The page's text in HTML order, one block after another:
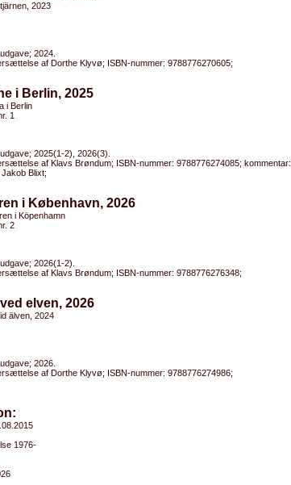
2023
2024.
af Dorthe Klyvø; ISBN-nummer: 9788776270605;
i Berlin, 2025
i Berlin
1
2025(1-2), 2026(3).
af Klavs Brøndum; ISBN-nummer: 9788776274085;
Blixt;
i København, 2026
i Köpenhamn
2
2026(1-2).
af Klavs Brøndum; ISBN-nummer: 9788776276348;
elven, 2026
älven, 2024
2026.
af Dorthe Klyvø; ISBN-nummer: 9788776274986;
1976-